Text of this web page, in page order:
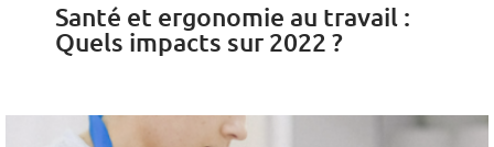
Santé et ergonomie au travail :
Quels impacts sur 2022 ?